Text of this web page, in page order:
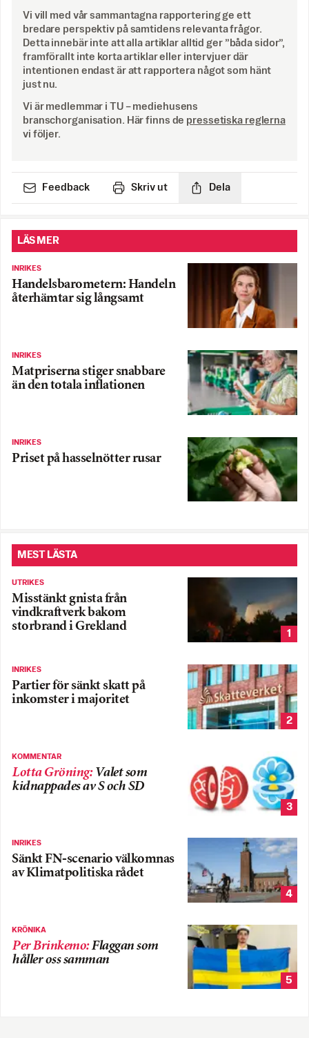
Vi vill med vår sammantagna rapportering ge ett
bredare perspektiv på samtidens relevanta frågor.
Detta innebär inte att alla artiklar alltid ger ”båda sidor”,
framförallt inte korta artiklar eller intervjuer där
intentionen endast är att rapportera något som hänt
just nu.
Vi är medlemmar i TU – mediehusens
branschorganisation. Här finns de pressetiska reglerna
vi följer.
Feedback Skriv ut Dela
LÄS MER
INRIKES
Handelsbarometern: Handeln
återhämtar sig långsamt
INRIKES
Matpriserna stiger snabbare
än den totala inflationen
INRIKES
Priset på hasselnötter rusar
MEST LÄSTA
UTRIKES
Misstänkt gnista från
vindkraftverk bakom
storbrand i Grekland
1
INRIKES
Partier för sänkt skatt på
inkomster i majoritet
2
KOMMENTAR
Lotta Gröning: Valet som
kidnappades av S och SD
3
INRIKES
Sänkt FN-scenario välkomnas
av Klimatpolitiska rådet
4
KRÖNIKA
Per Brinkemo:Flaggan som
håller oss samman
5